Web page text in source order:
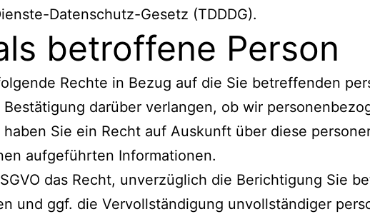
Datenschutz-Gesetz (TDDDG).
betroffene Person
Rechte in Bezug auf die Sie betreffenden
darüber verlangen, ob wir
Sie ein Recht auf Auskunft über diese
aufgeführten Informationen.
das Recht, unverzüglich die Berichtigung Sie
und ggf. die Vervollständigung unvollständiger